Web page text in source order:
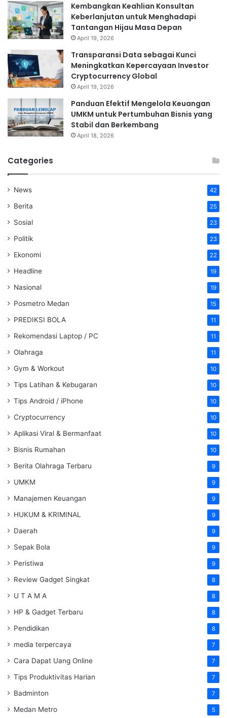
Kembangkan Keahlian Konsultan
Keberlanjutan untuk Menghadapi
Tantangan Hijau Masa Depan
April 19, 2026
Transparansi Data sebagai Kunci
Meningkatkan Kepercayaan Investor
Cryptocurrency Global
April 19, 2026
Panduan Efektif Mengelola Keuangan
UMKM untuk Pertumbuhan Bisnis yang
Stabil dan Berkembang
April 18, 2026
Categories
News 42
Berita 25
Sosial 23
Politik 23
Ekonomi 22
Headline 19
Nasional 19
Posmetro Medan 15
PREDIKSI BOLA 11
Rekomendasi Laptop / PC 11
Olahraga 11
Gym & Workout 10
Tips Latihan & Kebugaran 10
Tips Android / iPhone 10
Cryptocurrency 10
Aplikasi Viral & Bermanfaat 10
Bisnis Rumahan 10
Berita Olahraga Terbaru 9
UMKM 9
Manajemen Keuangan 9
HUKUM & KRIMINAL 9
Daerah 9
Sepak Bola 9
Peristiwa 9
Review Gadget Singkat 8
U T A M A 8
HP & Gadget Terbaru 8
Pendidikan 8
media terpercaya 7
Cara Dapat Uang Online 7
Tips Produktivitas Harian 7
Badminton 7
Medan Metro 5